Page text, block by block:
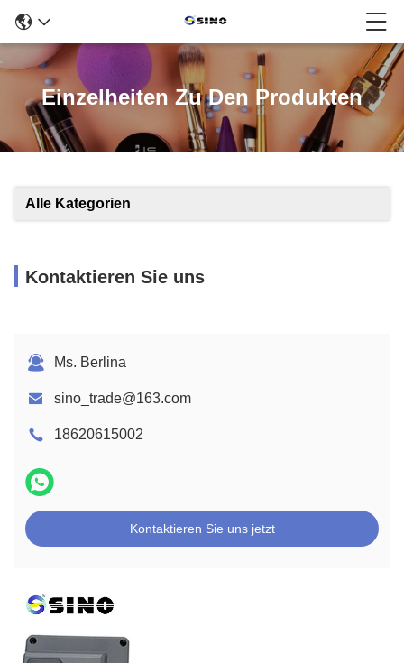
Einzelheiten Zu Den Produkten
Alle Kategorien
Kontaktieren Sie uns
Ms. Berlina
sino_trade@163.com
18620615002
Kontaktieren Sie uns jetzt